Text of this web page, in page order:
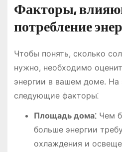
Факторы,
потребление
Чтобы понять, сколько
нужно, необходимо
энергии в вашем доме. На
следующие факторы⁚
Площадь дома⁚Чем
больше энергии
охлаждения и